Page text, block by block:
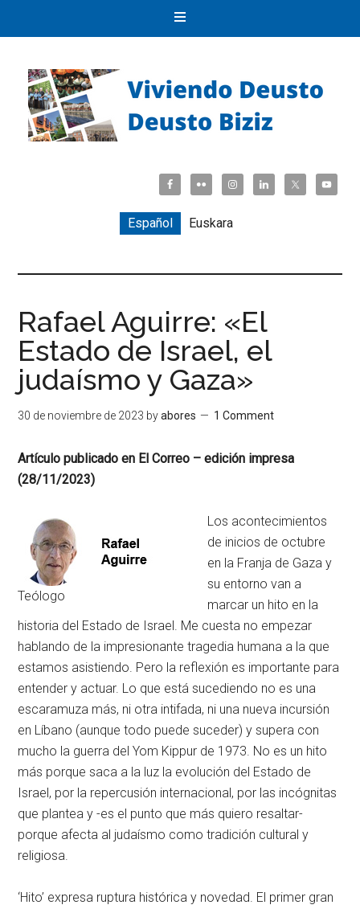
Español Euskara
Rafael Aguirre: «El
Estado de Israel, el
judaísmo y Gaza»
30 de noviembre de 2023 byabores 1 Comment
Artículo publicado en El Correo – edición impresa
(28/11/2023)
Teólogo
Los acontecimientos
de inicios de octubre
en la Franja de Gaza y
su entorno van a
marcar un hito en la
historia del Estado de Israel. Me cuesta no empezar
hablando de la impresionante tragedia humana a la que
estamos asistiendo. Pero la reflexión es importante para
entender y actuar. Lo que está sucediendo no es una
escaramuza más, ni otra intifada, ni una nueva incursión
en Líbano (aunque todo puede suceder) y supera con
mucho la guerra del Yom Kippur de 1973. No es un hito
más porque saca a la luz la evolución del Estado de
Israel, por la repercusión internacional, por las incógnitas
que plantea y -es el punto que más quiero resaltar-
porque afecta al judaísmo como tradición cultural y
religiosa.
‘Hito’ expresa ruptura histórica y novedad. El primer gran